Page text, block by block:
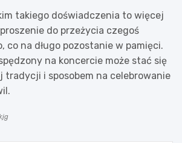
takiego doświadczenia to więcej
do przeżycia czegoś
co na długo pozostanie w pamięci.
na koncercie może stać się
tradycji i sposobem na celebrowanie